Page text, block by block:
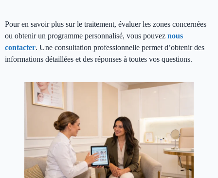
Pour en savoir plus sur le traitement, évaluer les zones concernées
ou obtenir un programme personnalisé, vous pouvez nous
contacter. Une consultation professionnelle permet d’obtenir des
informations détaillées et des réponses à toutes vos questions.